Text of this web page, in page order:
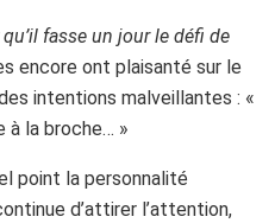
qu’il fasse un jour le défi de
encore ont plaisanté sur le
intentions malveillantes : «
à la broche… »
point la personnalité
d’attirer l’attention,